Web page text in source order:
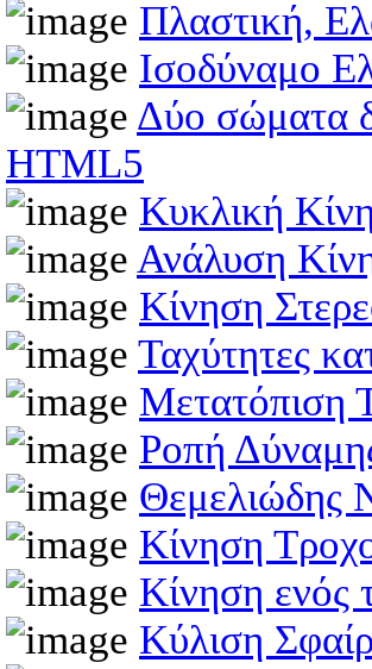
Πλαστική,
Ισοδύναμο
Δύο σώματα
HTML5
Κυκλική
Ανάλυση
Κίνηση
Ταχύτητες
Μετατόπιση
Ροπή
Θεμελιώδης
Κίνηση
Κίνηση ενός
Κύλιση